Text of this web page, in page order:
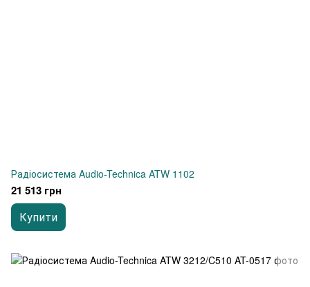
Радіосистема Audio-Technica ATW 1102
21 513 грн
Купити